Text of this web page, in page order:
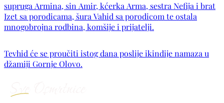
supruga Armina, sin Amir, kćerka Arma, sestra Nefija i brat
Izet sa porodicama, šura Vahid sa porodicom te ostala
mnogobrojna rodbina, komšije i prijatelji.
Tevhid će se proučiti istog dana poslije ikindije namaza u
džamiji Gornje Olovo.